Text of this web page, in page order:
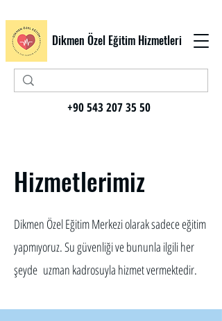
Dikmen Özel Eğitim Hizmetleri
+90 543 207 35 50
Hizmetlerimiz
Dikmen Özel Eğitim Merkezi olarak sadece eğitim
yapmıyoruz. Su güvenliği ve bununla ilgili her
şeyde uzman kadrosuyla hizmet vermektedir.